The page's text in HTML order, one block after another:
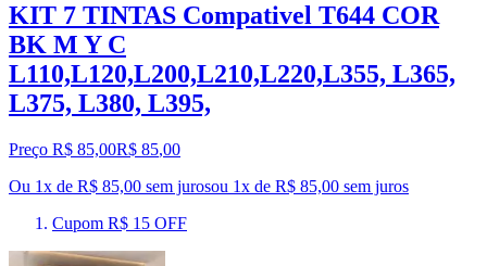
KIT 7 TINTAS Compativel T644 COR
BK M Y C
L110,L120,L200,L210,L220,L355, L365,
L375, L380, L395,
Preço R$ 85,00R$ 85,00
Ou 1x de R$ 85,00 sem jurosou 1x de R$ 85,00 sem juros
Cupom R$ 15 OFF